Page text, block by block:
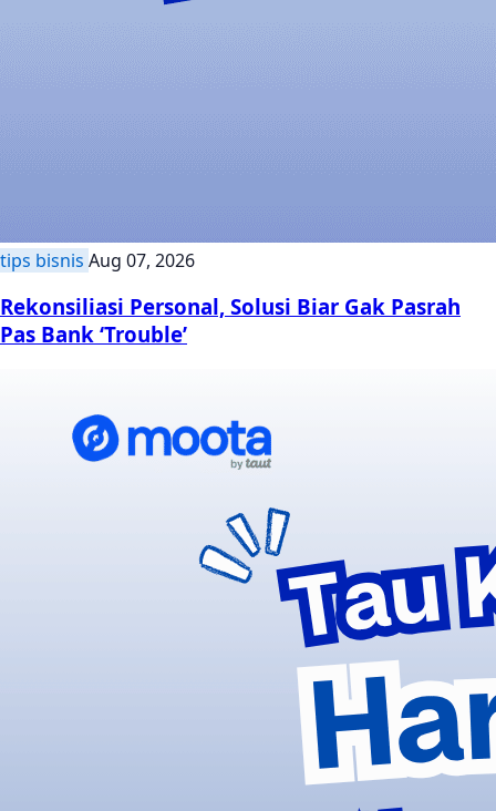
tips bisnis Aug 07, 2026
Rekonsiliasi Personal, Solusi Biar Gak Pasrah
Pas Bank ‘Trouble’